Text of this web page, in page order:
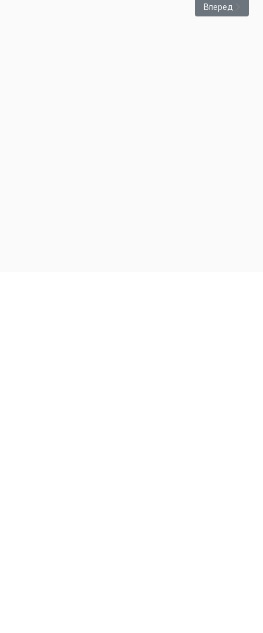
Следующий:
Вперед